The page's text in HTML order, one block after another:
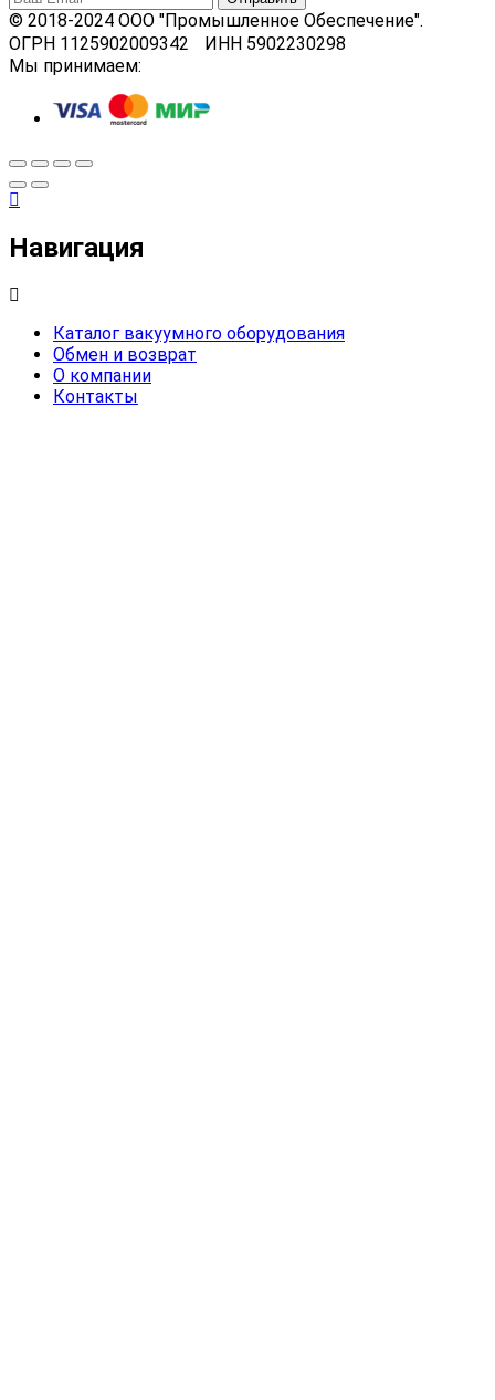
© 2018-2024 ООО "Промышленное Обеспечение".
ОГРН 1125902009342 ИНН 5902230298
Мы принимаем:
Навигация
Каталог вакуумного оборудования
Обмен и возврат
О компании
Контакты